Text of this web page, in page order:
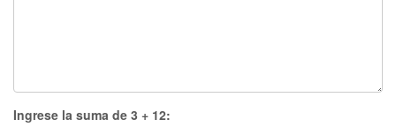
Ingrese la suma de 3 + 12: